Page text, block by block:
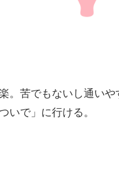
。苦でもないし通い
いで」に行ける。